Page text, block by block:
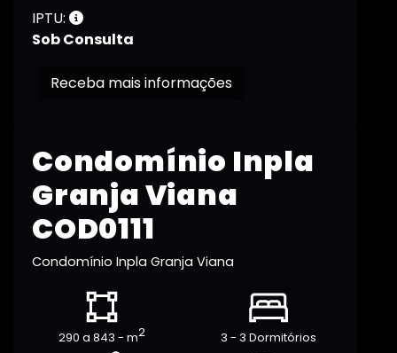
Condomínio Inpla
Granja Viana
COD0111
Condomínio Inpla Granja Viana
290 a 843 - m2 3 - 3 Dormitórios
IPTU:
Sob Consulta
Receba mais informações